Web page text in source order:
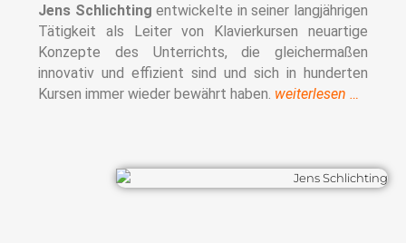
Jens Schlichting entwickelte in seiner langjährigen
Tätigkeit als Leiter von Klavierkursen neuartige
Konzepte des Unterrichts, die gleichermaßen
innovativ und effizient sind und sich in hunderten
Kursen immer wieder bewährt haben. weiterlesen …